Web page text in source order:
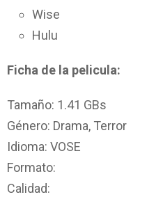
Wise
Hulu
Ficha de la pelicula:
Tamaño: 1.41 GBs
Género: Drama, Terror
Idioma: VOSE
Formato:
Calidad: